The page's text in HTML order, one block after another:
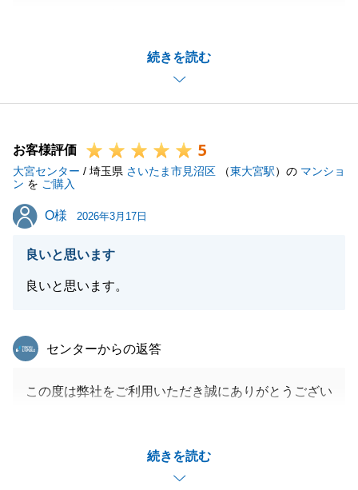
続きを読む
ご満足いただき大変うれしく思います。
M様の今後、ご友人やご家族等のご紹介もお待ちして
おります。
お客様評価 5
大宮センター / 埼玉県 さいたま市見沼区 （東大宮駅）の マンショ
ン を ご購入
O様
O様 2026年3月17日
良いと思います
良いと思います。
続きを読む
東急リバブル
センターからの返答
この度は弊社をご利用いただき誠にありがとうござい
お取引をスムーズに進めることができたのもO様が迅